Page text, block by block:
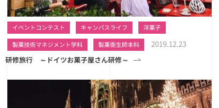
イベントコンテスト キャンパスライフ 洋菓子
製菓技術マネジメント学科 製菓衛生師本科 2019.12.23
研修旅行 ～ドイツお菓子屋さん研修～